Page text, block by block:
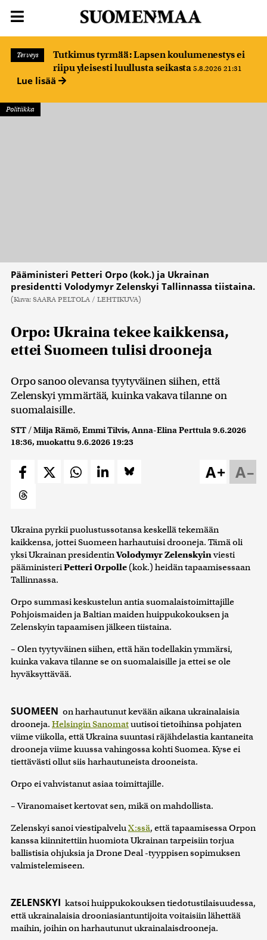
Terveys
Tutkimus tyrmää: Lapsen koulumenestys ei
riipu yleisesti luullusta seikasta 5.8.2026 21:31
Lue lisää
Politiikka
Pääministeri Petteri Orpo (kok.) ja Ukrainan
presidentti Volodymyr Zelenskyi Tallinnassa tiistaina.
(Kuva: SAARA PELTOLA / LEHTIKUVA)
Orpo: Ukraina tekee kaikkensa,
ettei Suomeen tulisi drooneja
Orpo sanoo olevansa tyytyväinen siihen, että
Zelenskyi ymmärtää, kuinka vakava tilanne on
suomalaisille.
STT / Milja Rämö, Emmi Tilvis, Anna-Elina Perttula9.6.2026
18:36, muokattu9.6.2026 19:23
A–
A+
Ukraina pyrkii puolustussotansa keskellä tekemään
kaikkensa, jottei Suomeen harhautuisi drooneja. Tämä oli
yksi Ukrainan presidentinVolodymyr Zelenskyinviesti
pääministeriPetteri Orpolle (kok.) heidän tapaamisessaan
Tallinnassa.
Orpo summasi keskustelun antia suomalaistoimittajille
Pohjoismaiden ja Baltian maiden huippukokouksen ja
Zelenskyin tapaamisen jälkeen tiistaina.
– Olen tyytyväinen siihen, että hän todellakin ymmärsi,
kuinka vakava tilanne se on suomalaisille ja ettei se ole
hyväksyttävää.
SUOMEEN on harhautunut kevään aikana ukrainalaisia
drooneja. Helsingin Sanomatuutisoi tietoihinsa pohjaten
viime viikolla, että Ukraina suuntasi räjähdelastia kantaneita
drooneja viime kuussa vahingossa kohti Suomea. Kyse ei
tiettävästi ollut siis harhautuneista drooneista.
Orpo ei vahvistanut asiaa toimittajille.
– Viranomaiset kertovat sen, mikä on mahdollista.
Zelenskyi sanoi viestipalveluX:ssä, että tapaamisessa Orpon
kanssa kiinnitettiin huomiota Ukrainan tarpeisiin torjua
ballistisia ohjuksia ja Drone Deal -tyyppisen sopimuksen
valmistelemiseen.
ZELENSKYI katsoi huippukokouksen tiedotustilaisuudessa,
että ukrainalaisia drooniasiantuntijoita voitaisiin lähettää
maihin, joihin on harhautunut ukrainalaisdrooneja.